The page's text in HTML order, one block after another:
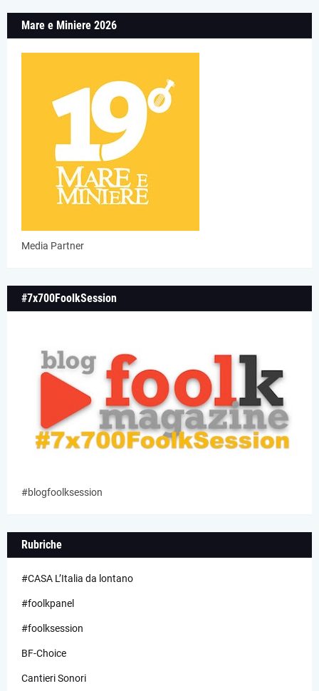
Mare e Miniere 2026
Media Partner
#7x700FoolkSession
#blogfoolksession
Rubriche
#CASA L’Italia da lontano
#foolkpanel
#foolksession
BF-Choice
Cantieri Sonori